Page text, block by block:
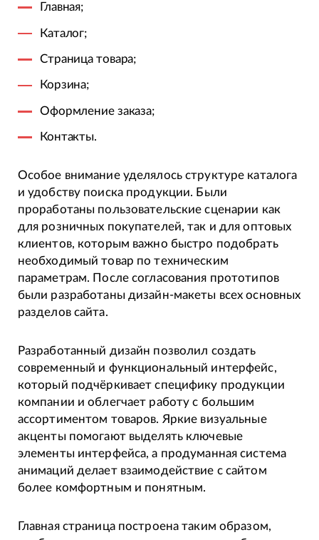
Главная;
Каталог;
Страница товара;
Корзина;
Оформление заказа;
Контакты.
Особое внимание уделялось структуре каталога
и удобству поиска продукции. Были
проработаны пользовательские сценарии как
для розничных покупателей, так и для оптовых
клиентов, которым важно быстро подобрать
необходимый товар по техническим
параметрам. После согласования прототипов
были разработаны дизайн-макеты всех основных
разделов сайта.
Разработанный дизайн позволил создать
современный и функциональный интерфейс,
который подчёркивает специфику продукции
компании и облегчает работу с большим
ассортиментом товаров. Яркие визуальные
акценты помогают выделять ключевые
элементы интерфейса, а продуманная система
анимаций делает взаимодействие с сайтом
более комфортным и понятным.
Главная страница построена таким образом,